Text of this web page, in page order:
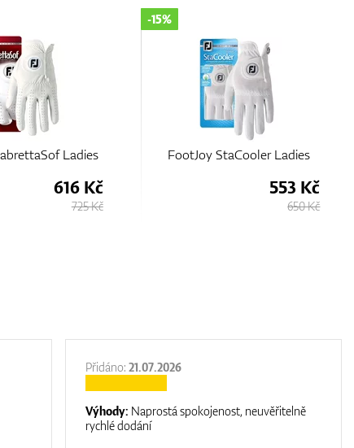
Ladies
553 Kč
650 Kč
FootJoy StaSof 19 Ladies
-35%
520 Kč
800 Kč
Přidáno:21.07.2026
Výhody: Naprostá spokojenost, neuvěřitelně
rychlé dodání